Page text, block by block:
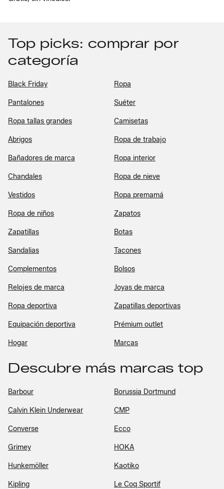
Top picks: comprar por
categoría
Black Friday Ropa
Pantalones Suéter
Ropa tallas grandes Camisetas
Abrigos Ropa de trabajo
Bañadores de marca Ropa interior
Chandales Ropa de nieve
Vestidos Ropa premamá
Ropa de niños Zapatos
Zapatillas Botas
Sandalias Tacones
Complementos Bolsos
Relojes de marca Joyas de marca
Ropa deportiva Zapatillas deportivas
Equipación deportiva Prémium outlet
Hogar Marcas
Descubre más marcas top
Barbour Borussia Dortmund
Calvin Klein Underwear CMP
Converse Ecco
Grimey HOKA
Hunkemöller Kaotiko
Kipling Le Coq Sportif